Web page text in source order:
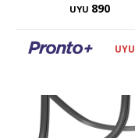
UYU 890
UYU